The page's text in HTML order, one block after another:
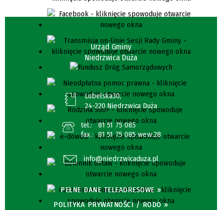
Urząd Gminy
Niedrzwica Duża
Lubelska30,
24-220 Niedrzwica Duża
tel.:
81 51 75 085
fax.:
81 51 75 085 wew.28
info@niedrzwicaduza.pl
PEŁNE DANE TELEADRESOWE »
POLITYKA PRYWATNOŚCI / RODO »